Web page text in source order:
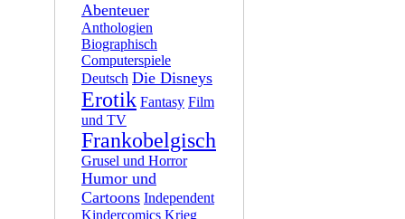
Abenteuer
Anthologien
Biographisch
Computerspiele
Deutsch Die Disneys
Erotik Fantasy Film
und TV
Frankobelgisch
Grusel und Horror
Humor und
Cartoons Independent
Kindercomics Krieg